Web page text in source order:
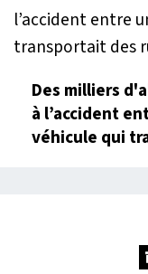
Des milliers
à l’accident
véhicule qui